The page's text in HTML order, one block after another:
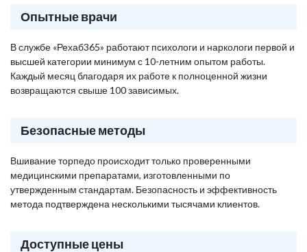
Опытные врачи
В службе «Рехаб365» работают психологи и наркологи первой и
высшей категории минимум с 10-летним опытом работы.
Каждый месяц благодаря их работе к полноценной жизни
возвращаются свыше 100 зависимых.
Безопасные методы
Вшивание торпедо происходит только проверенными
медицинскими препаратами, изготовленными по
утвержденным стандартам. Безопасность и эффективность
метода подтверждена несколькими тысячами клиентов.
Доступные цены